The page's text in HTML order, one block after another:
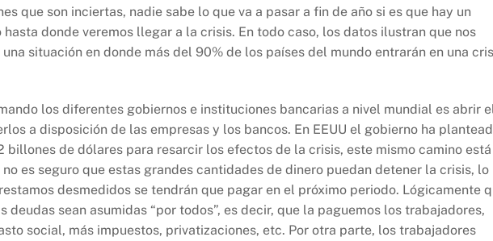
que son inciertas, nadie sabe lo que va a pasar a fin de año si es que hay un
donde veremos llegar a la crisis. En todo caso, los datos ilustran que nos
situación en donde más del 90% de los países del mundo entrarán en una
los diferentes gobiernos e instituciones bancarias a nivel mundial es abrir el
a disposición de las empresas y los bancos. En EEUU el gobierno ha
billones de dólares para resarcir los efectos de la crisis, este mismo camino está
es seguro que estas grandes cantidades de dinero puedan detener la crisis, lo
desmedidos se tendrán que pagar en el próximo periodo. Lógicamente
deudas sean asumidas “por todos”, es decir, que la paguemos los trabajadores,
social, más impuestos, privatizaciones, etc. Por otra parte, los trabajadores